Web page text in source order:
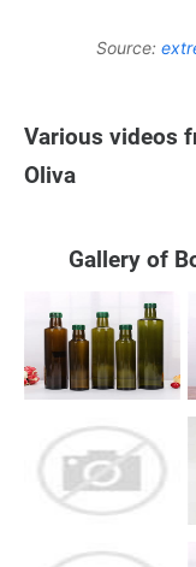
Source:
Various videos
Oliva
Gallery of